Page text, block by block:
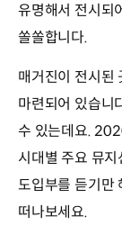
유명해서 전시되
쏠쏠합니다.
매거진이 전시된
마련되어 있습니
수 있는데요.
시대별 주요 뮤
도입부를 듣기만
떠나보세요.